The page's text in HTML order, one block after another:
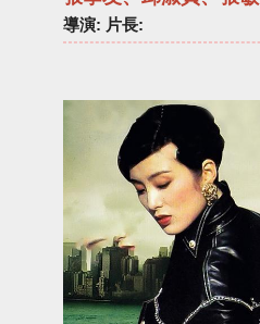
導演: 片長: